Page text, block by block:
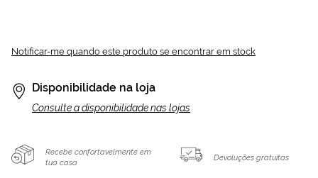
Notificar-me quando este produto se encontrar em stock
Disponibilidade na loja
Consulte a disponibilidade nas lojas
Recebe confortavelmente em
tua casa
Devoluções gratuitas